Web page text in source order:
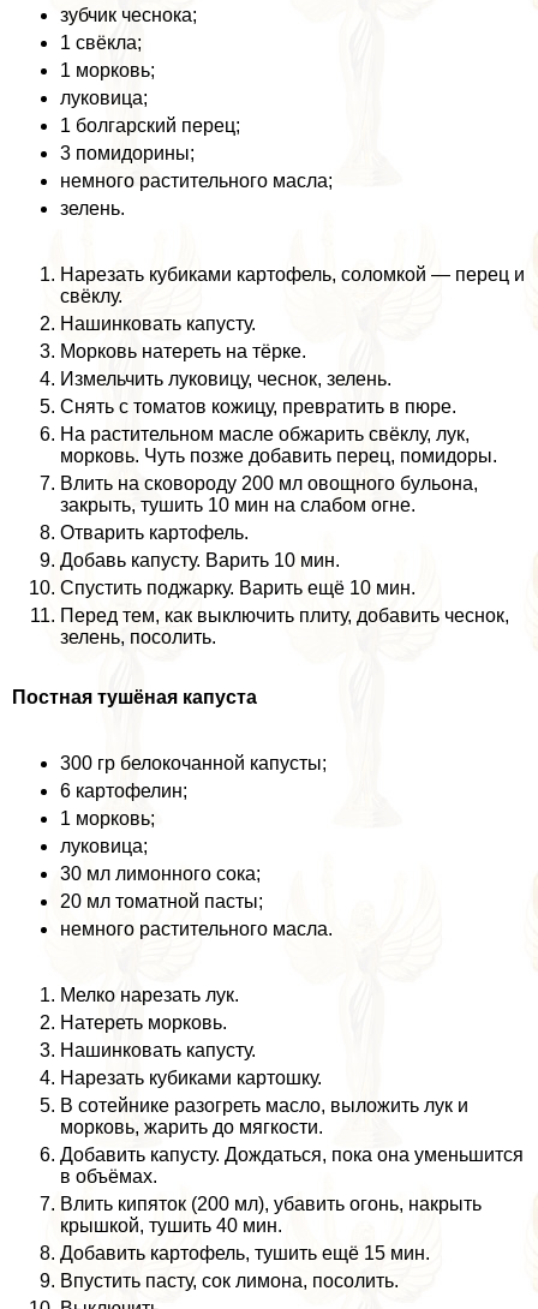
зубчик чеснока;
1 свёкла;
1 морковь;
луковица;
1 болгарский перец;
3 помидорины;
немного растительного масла;
зелень.
Нарезать кубиками картофель, соломкой — перец и
свёклу.
Нашинковать капусту.
Морковь натереть на тёрке.
Измельчить луковицу, чеснок, зелень.
Снять с томатов кожицу, превратить в пюре.
На растительном масле обжарить свёклу, лук,
морковь. Чуть позже добавить перец, помидоры.
Влить на сковороду 200 мл овощного бульона,
закрыть, тушить 10 мин на слабом огне.
Отварить картофель.
Добавь капусту. Варить 10 мин.
Спустить поджарку. Варить ещё 10 мин.
Перед тем, как выключить плиту, добавить чеснок,
зелень, посолить.
Постная тушёная капуста
300 гр белокочанной капусты;
6 картофелин;
1 морковь;
луковица;
30 мл лимонного сока;
20 мл томатной пасты;
немного растительного масла.
Мелко нарезать лук.
Натереть морковь.
Нашинковать капусту.
Нарезать кубиками картошку.
В сотейнике разогреть масло, выложить лук и
морковь, жарить до мягкости.
Добавить капусту. Дождаться, пока она уменьшится
в объёмах.
Влить кипяток (200 мл), убавить огонь, накрыть
крышкой, тушить 40 мин.
Добавить картофель, тушить ещё 15 мин.
Впустить пасту, сок лимона, посолить.